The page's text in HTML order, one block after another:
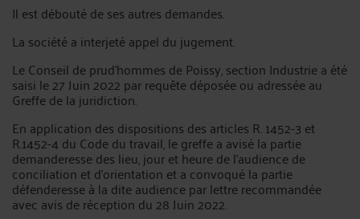
Il est débouté de ses autres demandes.
La société a interjeté appel du jugement.
Le Conseil de prud'hommes de Poissy, section Industrie a été
saisi le 27 Juin 2022 par requête déposée ou adressée au
Greffe de la juridiction.
En application des dispositions des articles R. 1452-3 et
R.1452-4 du Code du travail, le greffe a avisé la partie
demanderesse des lieu, jour et heure de l'audience de
conciliation et d'orientation et a convoqué la partie
défenderesse à la dite audience par lettre recommandée
avec avis de réception du 28 Juin 2022.